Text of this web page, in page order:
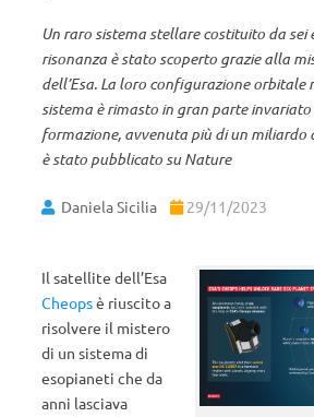
Un raro sistema stellare costituito da sei
risonanza è stato scoperto grazie alla
dell’Esa. La loro configurazione orbitale
sistema è rimasto in gran parte
formazione, avvenuta più di un miliardo
è stato pubblicato su Nature
Daniela Sicilia 29/11/2023
Il satellite dell’Esa
Cheopsè riuscito a
risolvere il mistero
di un sistema di
esopianeti che da
anni lasciava